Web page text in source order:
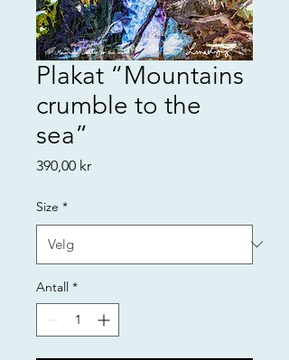
Plakat “Mountains
crumble to the
sea”
390,00 krPris
Size *
Antall *